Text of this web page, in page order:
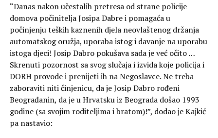
“Danas nakon učestalih pretresa od strane policije
domova počinitelja Josipa Dabre i pomagaća u
počinjenju teških kaznenih djela neovlaštenog držanja
automatskog oružja, uporaba istog i davanje na uporabu
istoga djeci! Josip Dabro pokušava sada je već očito …
Skrenuti pozornost sa svog slučaja i izvida koje policija i
DORH provode i prenijeti ih na Negoslavce. Ne treba
zaboraviti niti činjenicu, da je Josip Dabro rođeni
Beograđanin, da je u Hrvatsku iz Beograda došao 1993
godine (sa svojim roditeljima i bratom)!”, dodao je Kajkić
pa nastavio: